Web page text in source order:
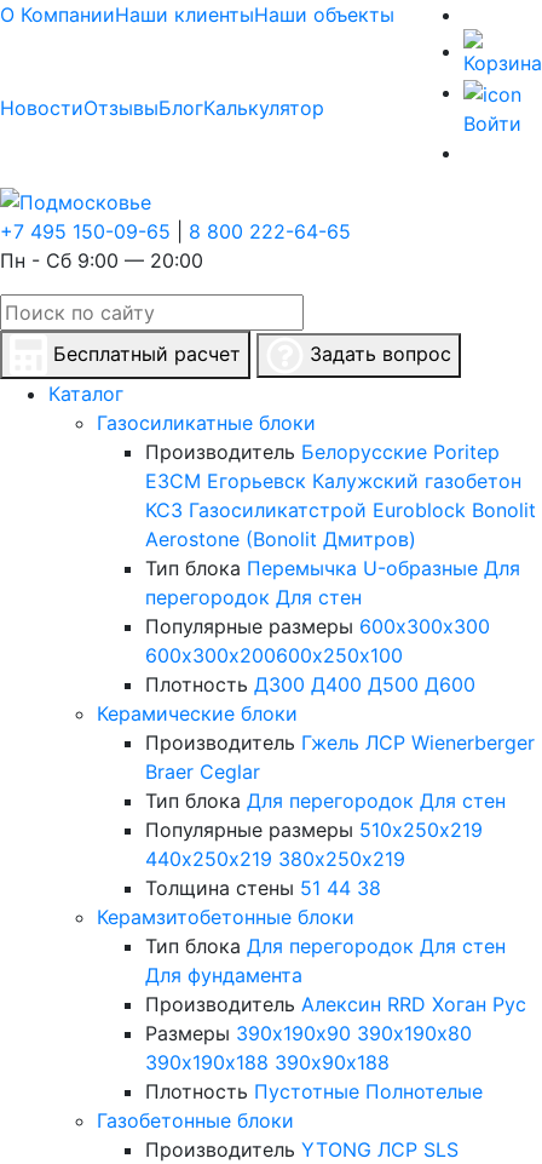
О КомпанииНаши клиентыНаши объекты
НовостиОтзывыБлогКалькулятор
Войти
+7 495 150-09-65
8 800 222-64-65
Пн - Сб 9:00 — 20:00
Бесплатный расчет
Задать вопрос
Каталог
Газосиликатные блоки
Производитель Белорусские Poritep
ЕЗСМ Егорьевск Калужский газобетон
КСЗ Газосиликатстрой Euroblock Bonolit
Aerostone (Bonolit Дмитров)
Тип блока Перемычка U-образные Для
перегородок Для стен
Популярные размеры 600х300х300
600х300х200600х250х100
Плотность Д300 Д400 Д500 Д600
Керамические блоки
Производитель Гжель ЛСР Wienerberger
Braer Ceglar
Тип блока Для перегородок Для стен
Популярные размеры 510х250х219
440х250х219 380х250х219
Толщина стены 51 44 38
Керамзитобетонные блоки
Тип блока Для перегородок Для стен
Для фундамента
Производитель Алексин RRD Хоган Рус
Размеры 390х190х90 390х190х80
390х190х188 390х90х188
Плотность Пустотные Полнотелые
Газобетонные блоки
Производитель YTONG ЛСР SLS